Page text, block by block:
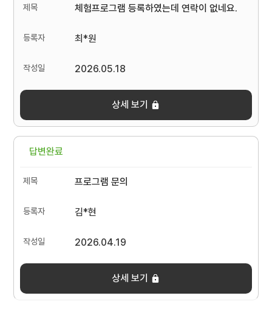
체험프로그램 등록하였는데 연락이 없네요.
최*원
2026.05.18
상세 보기
답변완료
프로그램 문의
김*현
2026.04.19
상세 보기